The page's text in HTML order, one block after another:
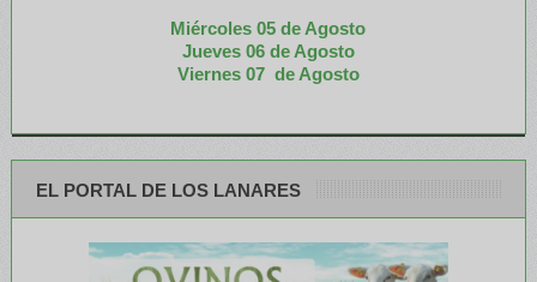
Miércoles 05 de Agosto
Jueves 06 de Agosto
Viernes 07 de Agosto
EL PORTAL DE LOS LANARES